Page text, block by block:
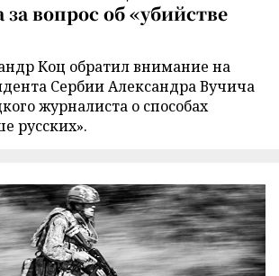
вопрос об «убийстве
Коц обратил внимание на
Сербии Александра Вучича
журналиста о способах
русских».